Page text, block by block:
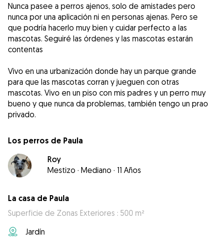
Nunca pasee a perros ajenos, solo de amistades pero
nunca por una aplicación ni en personas ajenas. Pero se
que podría hacerlo muy bien y cuidar perfecto a las
mascotas. Seguiré las órdenes y las mascotas estarán
contentas
Vivo en una urbanización donde hay un parque grande
para que las mascotas corran y jueguen con otras
mascotas. Vivo en un piso con mis padres y un perro muy
bueno y que nunca da problemas, también tengo un prao
privado.
Los perros de Paula
Roy
Mestizo · Mediano · 11 Años
La casa de Paula
Superficie de Zonas Exteriores : 500 m²
Jardín